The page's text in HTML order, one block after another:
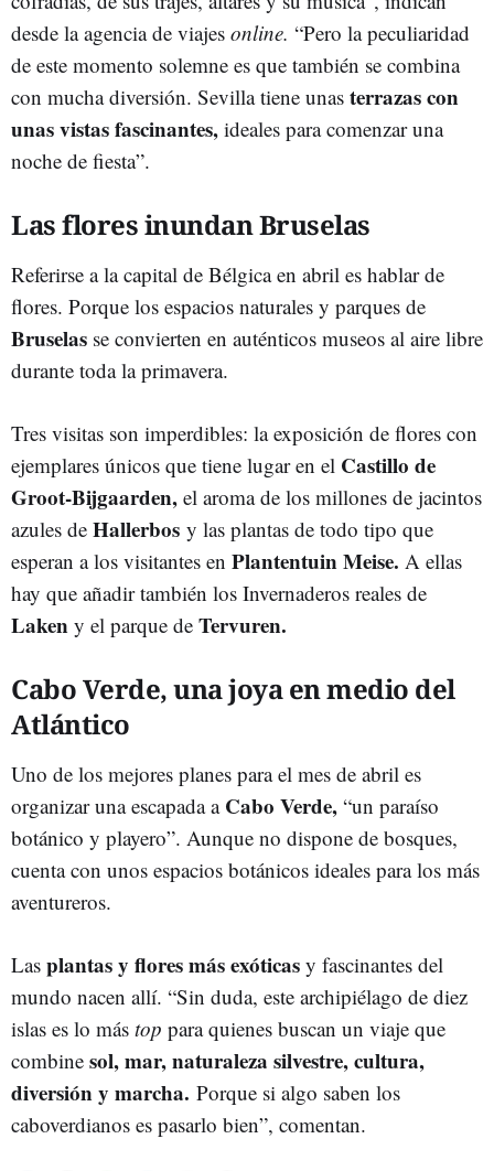
desde la agencia de viajes online. “Pero la peculiaridad
de este momento solemne es que también se combina
con mucha diversión. Sevilla tiene unas terrazas con
unas vistas fascinantes, ideales para comenzar una
noche de fiesta”.
Las flores inundan Bruselas
Referirse a la capital de Bélgica en abril es hablar de
flores. Porque los espacios naturales y parques de
Bruselas se convierten en auténticos museos al aire libre
durante toda la primavera.
Tres visitas son imperdibles: la exposición de flores con
ejemplares únicos que tiene lugar en el Castillo de
Groot-Bijgaarden, el aroma de los millones de jacintos
azules de Hallerbos y las plantas de todo tipo que
esperan a los visitantes en Plantentuin Meise. A ellas
hay que añadir también los Invernaderos reales de
Laken y el parque de Tervuren.
Cabo Verde, una joya en medio del
Atlántico
Uno de los mejores planes para el mes de abril es
organizar una escapada a Cabo Verde, “un paraíso
botánico y playero”. Aunque no dispone de bosques,
cuenta con unos espacios botánicos ideales para los más
aventureros.
Las plantas y flores más exóticas y fascinantes del
mundo nacen allí. “Sin duda, este archipiélago de diez
islas es lo más top para quienes buscan un viaje que
combine sol, mar, naturaleza silvestre, cultura,
diversión y marcha. Porque si algo saben los
caboverdianos es pasarlo bien”, comentan.